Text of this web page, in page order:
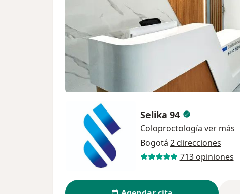
Selika 94
Coloproctología ver más
Bogotá 2 direcciones
713 opiniones